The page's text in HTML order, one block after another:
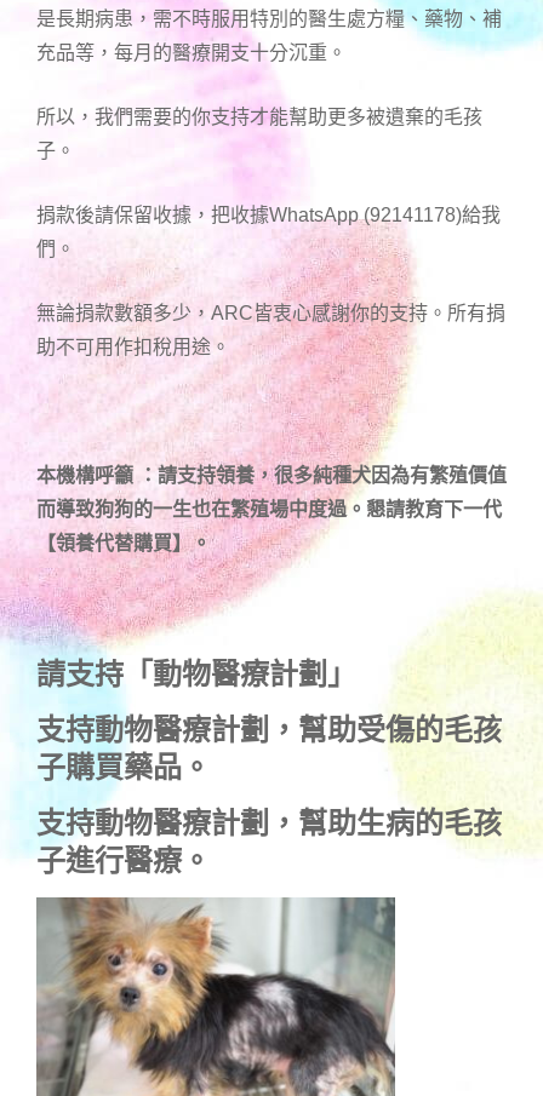
是長期病患，需不時服用特別的醫生處方糧、藥物、補
充品等，每月的醫療開支十分沉重。
所以，我們需要的你支持才能幫助更多被遺棄的毛孩
子。
捐款後請保留收據，把收據WhatsApp (92141178)給我
們。
無論捐款數額多少，ARC皆衷心感謝你的支持。所有捐
助不可用作扣稅用途。
本機構呼籲 ：請支持領養，很多純種犬因為有繁殖價值
而導致狗狗的一生也在繁殖場中度過。懇請教育下一代
【領養代替購買】。
請支持「動物醫療計劃」
支持動物醫療計劃 ，幫助受傷的毛孩
子購買藥品。
支持動物醫療計劃 ，幫助生病的毛孩
子進行醫療。